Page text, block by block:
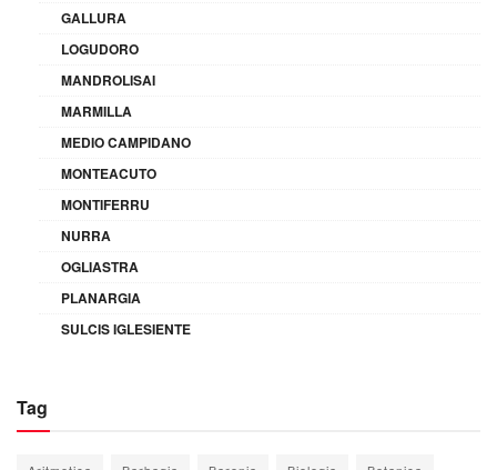
GALLURA
LOGUDORO
MANDROLISAI
MARMILLA
MEDIO CAMPIDANO
MONTEACUTO
MONTIFERRU
NURRA
OGLIASTRA
PLANARGIA
SULCIS IGLESIENTE
Tag